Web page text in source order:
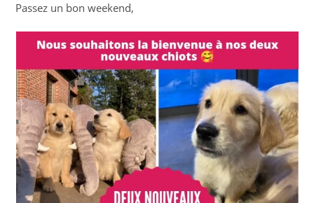
Passez un bon weekend,